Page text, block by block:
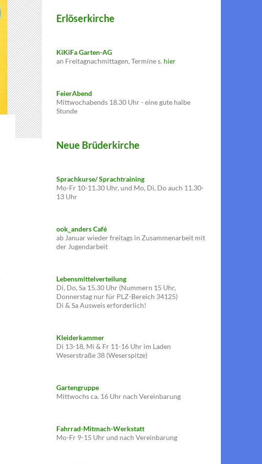
Erlöserkirche
KiKiFa Garten-AG
an Freitagnachmittagen, Termine s. hier
FeierAbend
Mittwochabends 18.30 Uhr - eine gute halbe
Stunde
Neue Brüderkirche
Sprachkurse/ Sprachtraining
Mo-Fr 10-11.30 Uhr, und Mo, Di, Do auch 11.30-
13 Uhr
ook_anders Café
ab Januar wieder freitags in Zusammenarbeit mit
der Jugendarbeit
Lebensmittelverteilung
Di, Do, Sa 15.30 Uhr (Nummern 15 Uhr,
Donnerstag nur für PLZ-Bereich 34125)
Di & Sa Ausweis erforderlich!
Kleiderkammer
Di 13-18, Mi & Fr 11-16 Uhr im Laden
Weserstraße 38 (Weserspitze)
Gartengruppe
Mittwochs ca. 16 Uhr nach Vereinbarung
Fahrrad-Mitmach-Werkstatt
Mo-Fr 9-15 Uhr und nach Vereinbarung